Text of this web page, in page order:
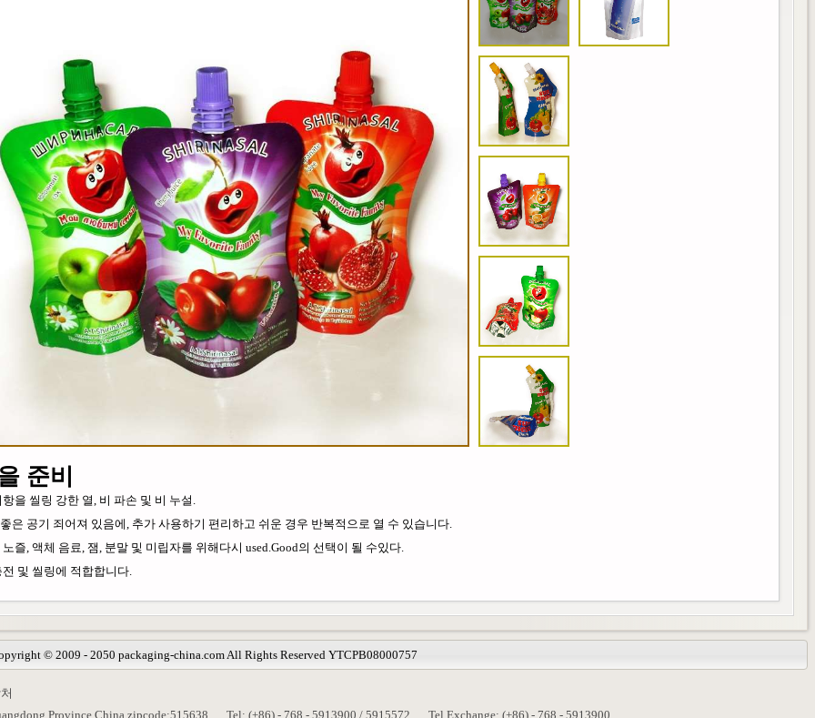
준비
을 씰링 강한 열, 비 파손 및 비 누설.
은 공기 죄어져 있음에, 추가 사용하기 편리하고 쉬운 경우 반복적으로 열 수 있습니다.
즐, 액체 음료, 잼, 분말 및 미립자를 위해다시 used.Good의 선택이 될 수있다.
및 씰링에 적합합니다.
© 2009 - 2050 packaging-china.com All Rights Reserved YTCPB08000757
Province,China zipcode:515638
Tel: (+86) - 768 - 5913900 / 5915572 Tel Exchange: (+86) - 768 - 5913900